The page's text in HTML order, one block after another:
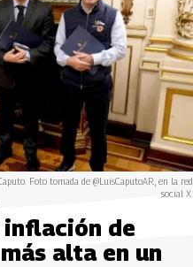
Foto tomada de @LuisCaputoAR, en la red
social X.
de
alta en un